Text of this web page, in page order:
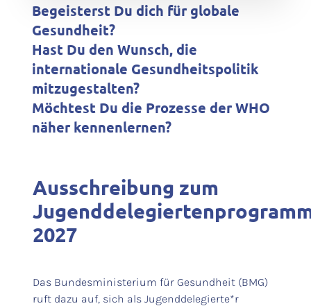
Begeisterst Du dich für globale
Gesundheit?
Hast Du den Wunsch, die
internationale Gesundheitspolitik
mitzugestalten?
Möchtest Du die Prozesse der WHO
näher kennenlernen?
Ausschreibung zum
2027
Das Bundesministerium für Gesundheit (BMG)
ruft dazu auf, sich als Jugenddelegierte*r